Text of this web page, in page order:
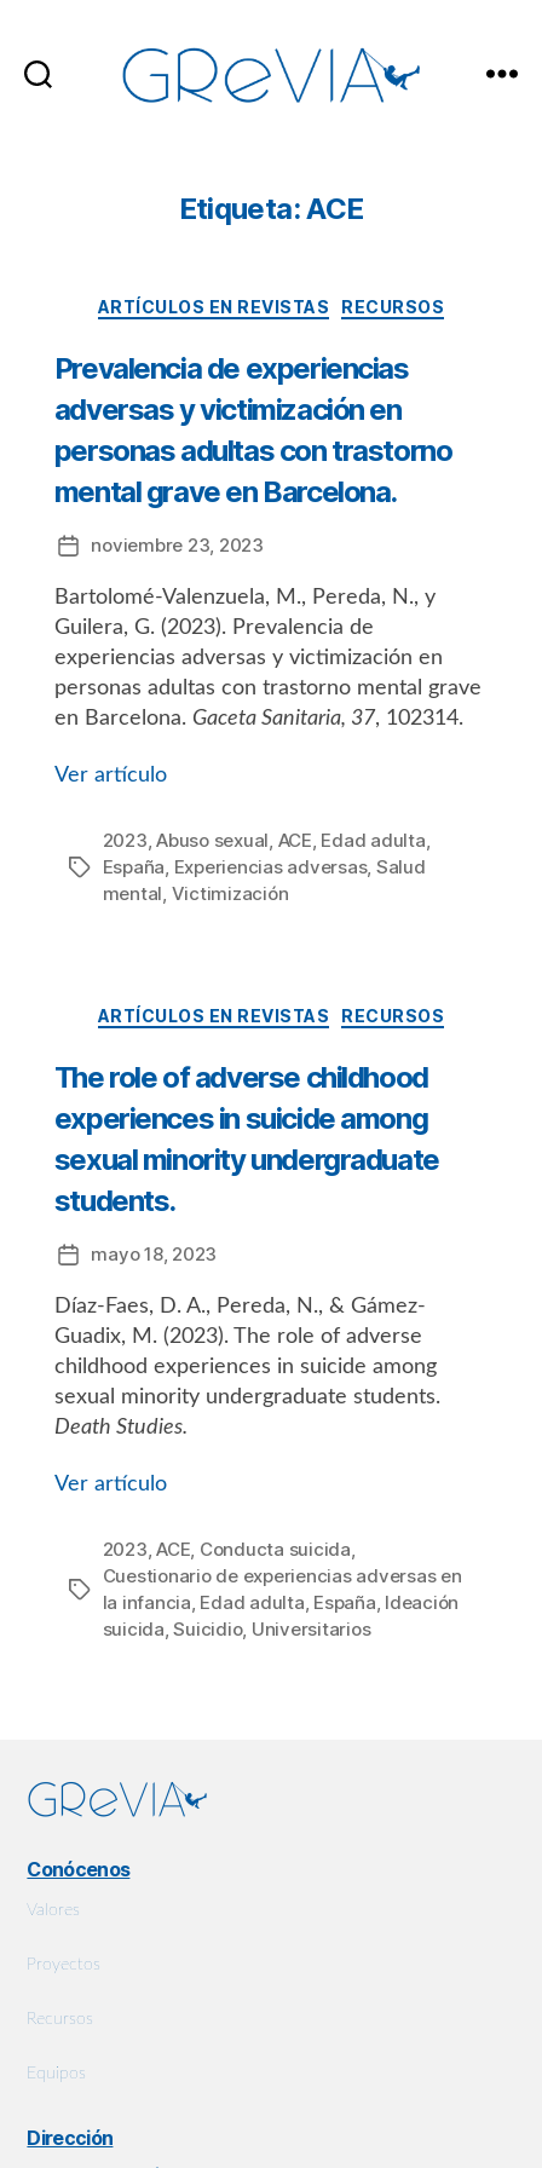
Etiqueta: ACE
Categorías
ARTÍCULOS EN REVISTAS RECURSOS
Prevalencia de experiencias
adversas y victimización en
personas adultas con trastorno
mental grave en Barcelona.
Fecha
la
entrada
noviembre 23, 2023
Bartolomé-Valenzuela, M., Pereda, N., y
Guilera, G. (2023). Prevalencia de
experiencias adversas y victimización en
personas adultas con trastorno mental grave
en Barcelona. Gaceta Sanitaria, 37, 102314.
Ver artículo
Etiquetas
2023,Abuso sexual, ACE, Edad adulta,
España, Experiencias adversas, Salud
mental, Victimización
Categorías
ARTÍCULOS EN REVISTAS RECURSOS
The role of adverse childhood
experiences in suicide among
sexual minority undergraduate
students.
Fecha
la
entrada
mayo 18, 2023
Díaz-Faes, D. A., Pereda, N., & Gámez-
Guadix, M. (2023). The role of adverse
childhood experiences in suicide among
sexual minority undergraduate students.
Death Studies.
Ver artículo
Etiquetas
2023,ACE, Conducta suicida,
Cuestionario de experiencias adversas en
la infancia, Edad adulta, España, Ideación
suicida,Suicidio, Universitarios
Conócenos
Valores
Proyectos
Recursos
Equipos
Dirección